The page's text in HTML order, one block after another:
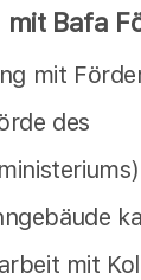
Bafa
mit
des
mit